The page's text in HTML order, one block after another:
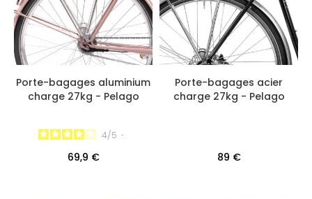
Porte-bagages aluminium
charge 27kg - Pelago
4/5 -
69,9 €
Porte-bagages acier
charge 27kg - Pelago
89 €